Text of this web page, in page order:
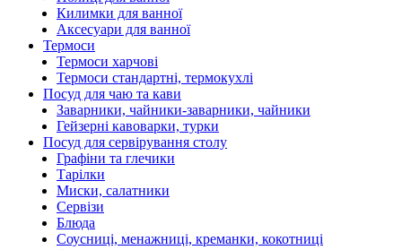
Килимки для ванної
Аксесуари для ванної
Термоси
Термоси харчові
Термоси стандартні, термокухлі
Посуд для чаю та кави
Заварники, чайники-заварники, чайники
Гейзерні кавоварки, турки
Посуд для сервірування столу
Графіни та глечики
Тарілки
Миски, салатники
Сервізи
Блюда
Соусниці, менажниці, креманки, кокотниці